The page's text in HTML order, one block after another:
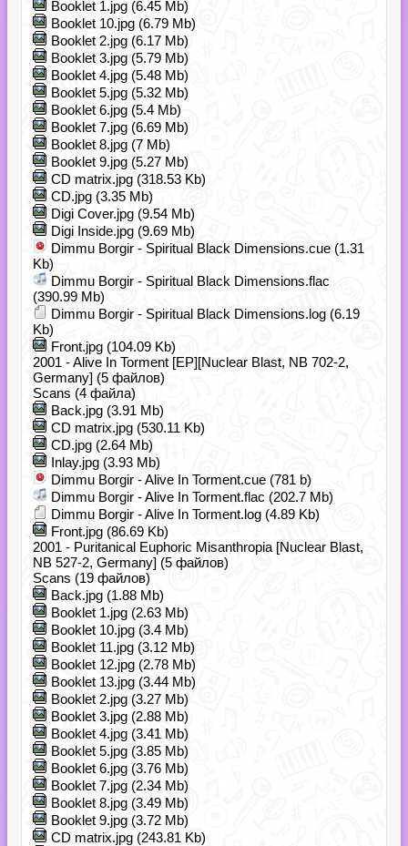
Booklet 1.jpg (6.45 Mb)
Booklet 10.jpg (6.79 Mb)
Booklet 2.jpg (6.17 Mb)
Booklet 3.jpg (5.79 Mb)
Booklet 4.jpg (5.48 Mb)
Booklet 5.jpg (5.32 Mb)
Booklet 6.jpg (5.4 Mb)
Booklet 7.jpg (6.69 Mb)
Booklet 8.jpg (7 Mb)
Booklet 9.jpg (5.27 Mb)
CD matrix.jpg (318.53 Kb)
CD.jpg (3.35 Mb)
Digi Cover.jpg (9.54 Mb)
Digi Inside.jpg (9.69 Mb)
Dimmu Borgir - Spiritual Black Dimensions.cue (1.31
Kb)
Dimmu Borgir - Spiritual Black Dimensions.flac
(390.99 Mb)
Dimmu Borgir - Spiritual Black Dimensions.log (6.19
Kb)
Front.jpg (104.09 Kb)
2001 - Alive In Torment [EP][Nuclear Blast, NB 702-2,
Germany] (5 файлов)
Scans (4 файла)
Back.jpg (3.91 Mb)
CD matrix.jpg (530.11 Kb)
CD.jpg (2.64 Mb)
Inlay.jpg (3.93 Mb)
Dimmu Borgir - Alive In Torment.cue (781 b)
Dimmu Borgir - Alive In Torment.flac (202.7 Mb)
Dimmu Borgir - Alive In Torment.log (4.89 Kb)
Front.jpg (86.69 Kb)
2001 - Puritanical Euphoric Misanthropia [Nuclear Blast,
NB 527-2, Germany] (5 файлов)
Scans (19 файлов)
Back.jpg (1.88 Mb)
Booklet 1.jpg (2.63 Mb)
Booklet 10.jpg (3.4 Mb)
Booklet 11.jpg (3.12 Mb)
Booklet 12.jpg (2.78 Mb)
Booklet 13.jpg (3.44 Mb)
Booklet 2.jpg (3.27 Mb)
Booklet 3.jpg (2.88 Mb)
Booklet 4.jpg (3.41 Mb)
Booklet 5.jpg (3.85 Mb)
Booklet 6.jpg (3.76 Mb)
Booklet 7.jpg (2.34 Mb)
Booklet 8.jpg (3.49 Mb)
Booklet 9.jpg (3.72 Mb)
CD matrix.jpg (243.81 Kb)